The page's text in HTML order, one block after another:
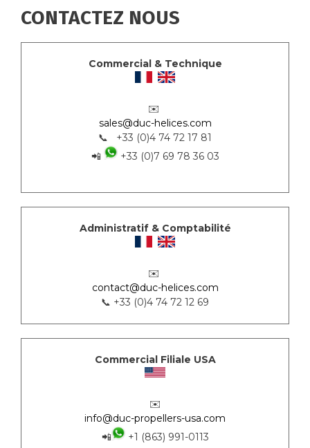
CONTACTEZ NOUS
Commercial & Technique
✉️
sales@duc-helices.com
📞 +33 (0)4 74 72 17 81
📲
+33 (0)7 69 78 36 03
Administratif & Comptabilité
✉️
contact@duc-helices.com
📞 +33 (0)4 74 72 12 69
Commercial Filiale USA
✉️
info@duc-propellers-usa.com
📲
+1 (863) 991-0113